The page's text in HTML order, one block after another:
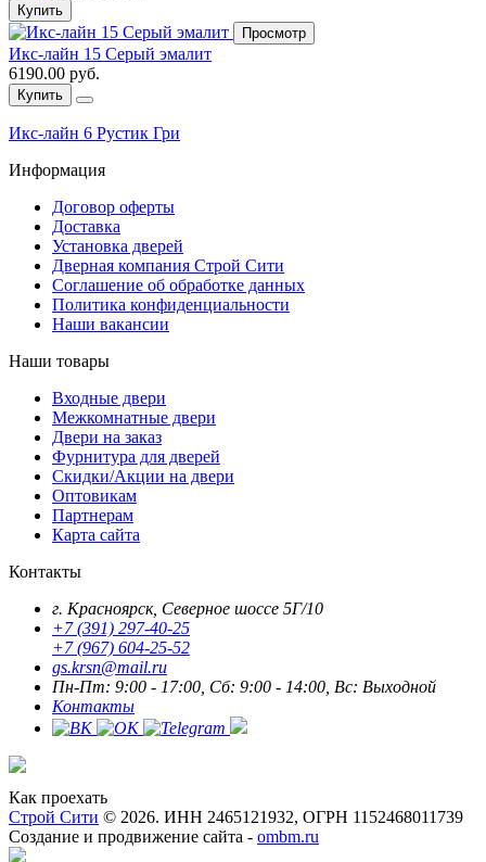
Купить
Просмотр
Икс-лайн 15 Серый эмалит
6190.00 руб.
Купить
Икс-лайн 6 Рустик Гри
Информация
Договор оферты
Доставка
Установка дверей
Дверная компания Строй Сити
Соглашение об обработке данных
Политика конфиденциальности
Наши вакансии
Наши товары
Входные двери
Межкомнатные двери
Двери на заказ
Фурнитура для дверей
Скидки/Акции на двери
Оптовикам
Партнерам
Карта сайта
Контакты
г. Красноярск, Северное шоссе 5Г/10
+7 (391) 297-40-25
+7 (967) 604-25-52
gs.krsn@mail.ru
Пн-Пт: 9:00 - 17:00, Сб: 9:00 - 14:00, Вс: Выходной
Контакты
Как проехать
Строй Сити © 2026. ИНН 2465121932, ОГРН 1152468011739
Создание и продвижение сайта - ombm.ru